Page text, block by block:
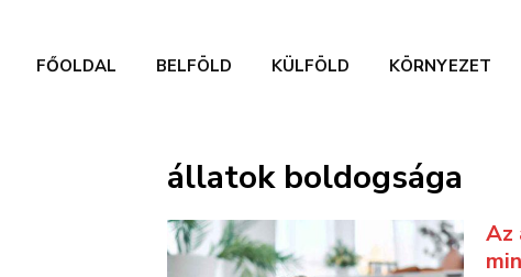
FŐOLDAL BELFÖLD KÜLFÖLD KÖRNYEZET
állatok boldogsága
Az